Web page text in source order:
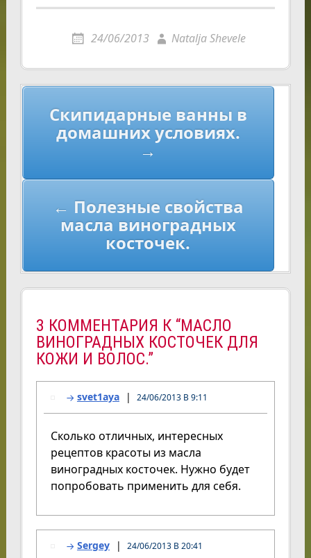
24/06/2013 Natalja Shevele
Навигация
записям
Скипидарные ванны в
домашних условиях.
→
← Полезные свойства
масла виноградных
косточек.
3 КОММЕНТАРИЯ К “МАСЛО
ВИНОГРАДНЫХ КОСТОЧЕК ДЛЯ
КОЖИ И ВОЛОС.”
svet1aya 24/06/2013 В 9:11
Сколько отличных, интересных
рецептов красоты из масла
виноградных косточек. Нужно будет
попробовать применить для себя.
Sergey 24/06/2013 В 20:41